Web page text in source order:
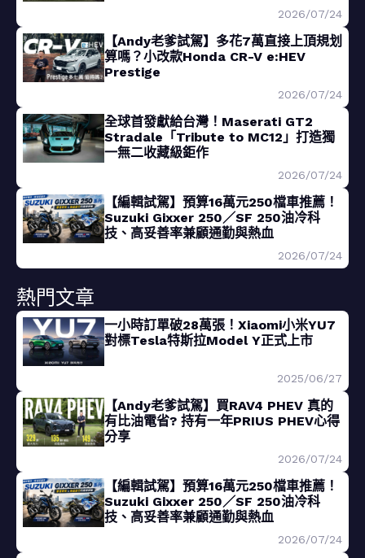
2026/07/24
【Andy老爹試駕】多花7萬直接上頂規划
算嗎？小改款Honda CR-V e:HEV
Prestige
2026/07/24
全球首發獻給台灣！Maserati GT2
Stradale「Tribute to MC12」打造獨
一無二收藏級鉅作
2026/07/24
【編輯試駕】預算16萬元250檔車推薦！
Suzuki Gixxer 250／SF 250油冷科
技、高妥善率兼顧通勤與熱血
2026/07/24
熱門文章
一小時訂單破28萬張！Xiaomi小米YU7
對標Tesla特斯拉Model Y正式上市
2025/06/27
【Andy老爹試駕】買RAV4 PHEV 真的
有比油電省? 持有一年PRIUS PHEV心得
分享
2026/07/24
【編輯試駕】預算16萬元250檔車推薦！
Suzuki Gixxer 250／SF 250油冷科
技、高妥善率兼顧通勤與熱血
2026/07/24